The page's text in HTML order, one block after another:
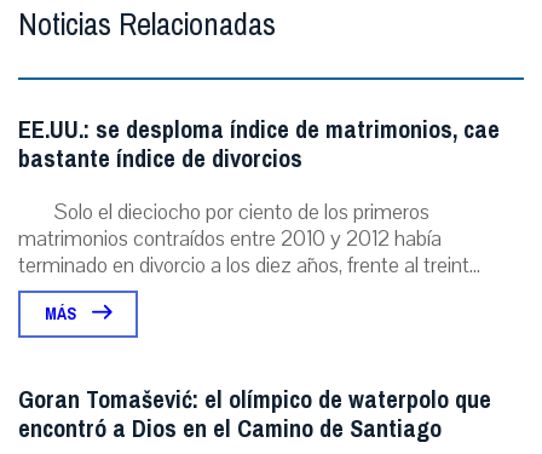
Noticias Relacionadas
EE.UU.: se desploma índice de matrimonios, cae
bastante índice de divorcios
Solo el dieciocho por ciento de los primeros
matrimonios contraídos entre 2010 y 2012 había
terminado en divorcio a los diez años, frente al treint...
MÁS
Goran Tomašević: el olímpico de waterpolo que
encontró a Dios en el Camino de Santiago